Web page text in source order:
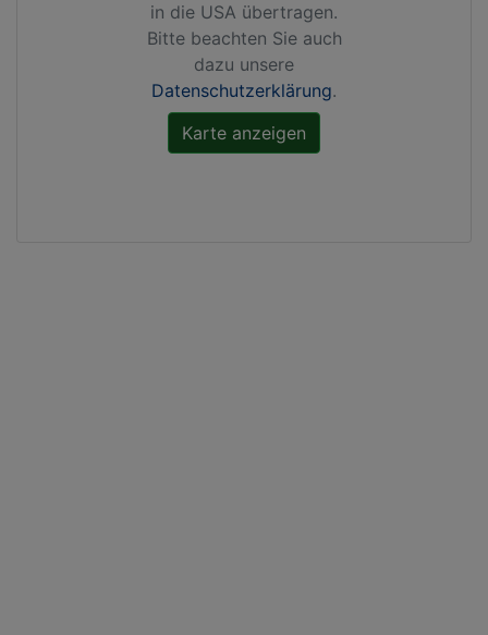
in die USA übertragen.
Bitte beachten Sie auch
dazu unsere
Datenschutzerklärung.